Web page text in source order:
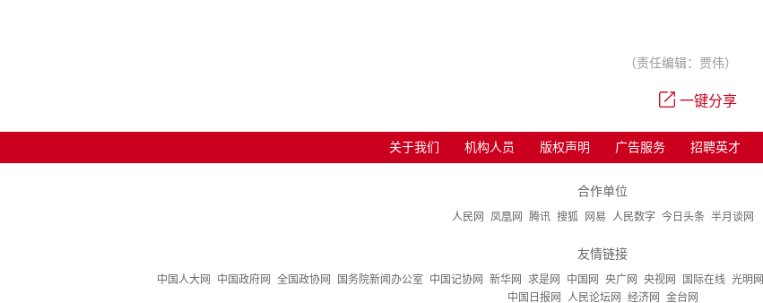
（责任编辑：贾伟）
一键分享
关于我们 机构人员 版权声明 广告服务 招聘英才
合作单位
人民网 凤凰网 腾讯 搜狐 网易 人民数字 今日头条 半月谈网
友情链接
中国人大网 中国政府网 全国政协网 国务院新闻办公室 中国记协网 新华网 求是网 中国网 央广网 央视网 国际在线 光明网
中国日报网
人民论坛网 经济网 金台网